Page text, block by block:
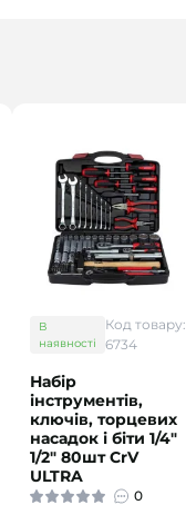
В
наявності
Код товару:
6734
Набір
інструментів,
ключів, торцевих
насадок і біти 1/4"
1/2" 80шт CrV
ULTRA
0